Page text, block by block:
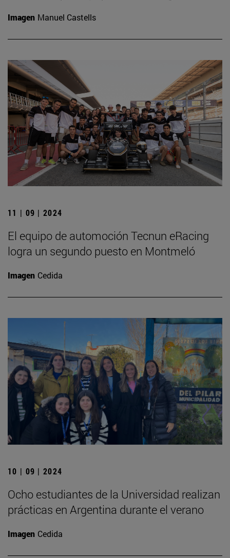
Imagen Manuel Castells
11 | 09 | 2024
El equipo de automoción Tecnun eRacing
logra un segundo puesto en Montmeló
Imagen Cedida
10 | 09 | 2024
Ocho estudiantes de la Universidad realizan
prácticas en Argentina durante el verano
Imagen Cedida